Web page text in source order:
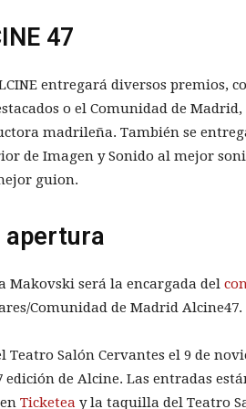
47
entregará diversos premios,
o el Comunidad de
madrileña. También se
de Imagen y Sonido al mejor
guion.
apertura
Makovski será la encargada del
Comunidad de Madrid Alcine47.
Salón Cervantes el 9 de
edición de Alcine. Las entradas
Ticketea y la taquilla del Teatro